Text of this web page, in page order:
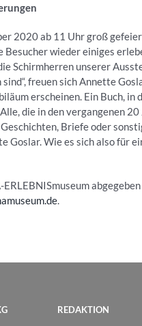
2020 ab 11 Uhr groß
Besucher wieder einiges
Schirmherren unserer
sind“, freuen sich Annette
erscheinen. Ein Buch,
die in den vergangenen
Briefe oder
Goslar. Wie es sich also für
.
REDAKTION